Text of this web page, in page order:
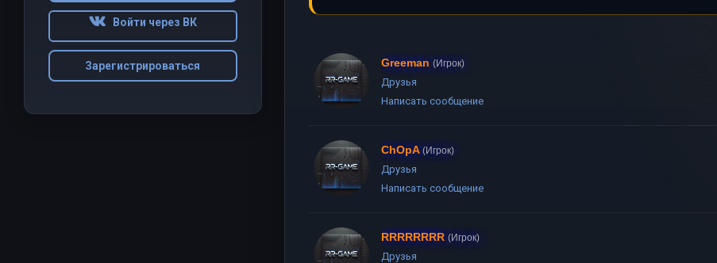
Войти через ВК
Зарегистрироваться Greeman (Игрок)
Друзья
Написать сообщение
ChOpA (Игрок)
Друзья
Написать сообщение
RRRRRRRR (Игрок)
Друзья